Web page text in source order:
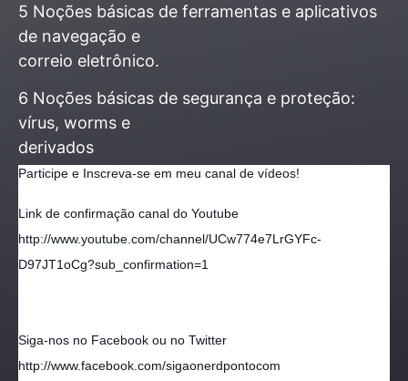
5 Noções básicas de ferramentas e aplicativos
de navegação e
correio eletrônico.
6 Noções básicas de segurança e proteção:
vírus, worms e
derivados
Participe e Inscreva-se em meu canal de vídeos!
Link de confirmação canal do Youtube
http://www.youtube.com/channel/UCw774e7LrGYFc-
D97JT1oCg?sub_confirmation=1
Siga-nos no Facebook ou no Twitter
http://www.facebook.com/sigaonerdpontocom